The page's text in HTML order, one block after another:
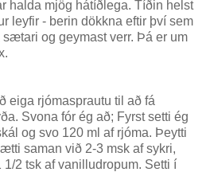
halda mjög hátíðlega. Tíðin helst
leyfir - berin dökkna eftir því sem
sætari og geymast verr. Þá er um
eiga rjómasprautu til að fá
Svona fór ég að; Fyrst setti ég
og svo 120 ml af rjóma. Þeytti
saman við 2-3 msk af sykri,
1/2 tsk af vanilludropum. Setti í